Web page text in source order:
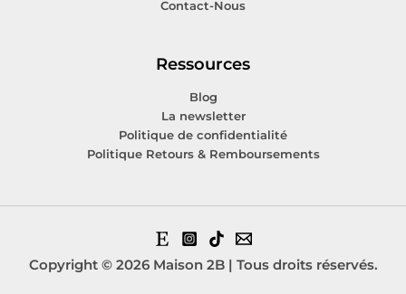
Contact-Nous
Ressources
Blog
La newsletter
Politique de confidentialité
Politique Retours & Remboursements
Copyright © 2026 Maison 2B | Tous droits réservés.